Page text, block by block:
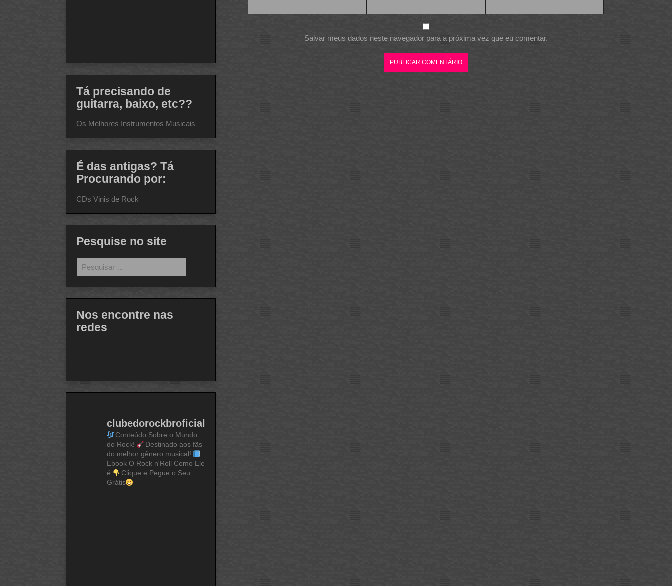
Salvar meus dados neste navegador para a próxima vez que eu comentar.
Tá precisando de
guitarra, baixo, etc??
Os Melhores Instrumentos Musicais
É das antigas? Tá
Procurando por:
CDs Vinis de Rock
Pesquise no site
por:
Nos encontre nas
redes
clubedorockbroficial
Conteúdo Sobre o Mundo
do Rock!
Destinado aos fãs
do melhor gênero musical!
Ebook O Rock n'Roll Como Ele
é
Clique e Pegue o Seu
Grátis